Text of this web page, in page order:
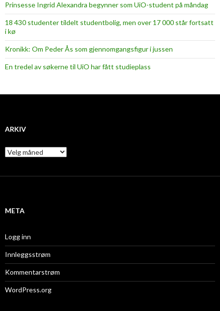
Prinsesse Ingrid Alexandra begynner som UiO-student på måndag
18 430 studenter tildelt studentbolig, men over 17 000 står fortsatt
i kø
Kronikk: Om Peder Ås som gjennomgangsfigur i jussen
En tredel av søkerne til UiO har fått studieplass
ARKIV
A
r
i
META
Logg inn
Innleggsstrøm
Kommentarstrøm
WordPress.org